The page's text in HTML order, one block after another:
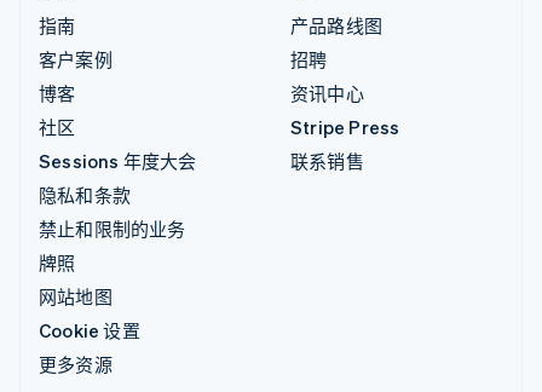
指南
客户案例
博客
社区
Sessions 年度大会
隐私和条款
禁止和限制的业务
牌照
网站地图
Cookie 设置
更多资源
产品路线图
招聘
资讯中心
Stripe Press
联系销售